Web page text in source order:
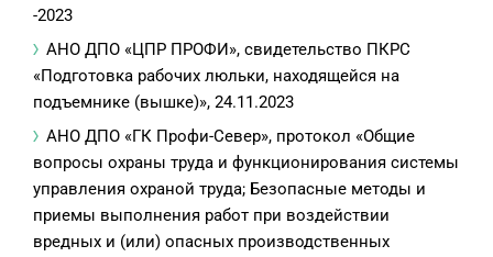
-2023
АНО ДПО «ЦПР ПРОФИ», свидетельство ПКРС
«Подготовка рабочих люльки, находящейся на
подъемнике (вышке)», 24.11.2023
АНО ДПО «ГК Профи-Север», протокол «Общие
вопросы охраны труда и функционирования системы
управления охраной труда; Безопасные методы и
приемы выполнения работ при воздействии
вредных и (или) опасных производственных